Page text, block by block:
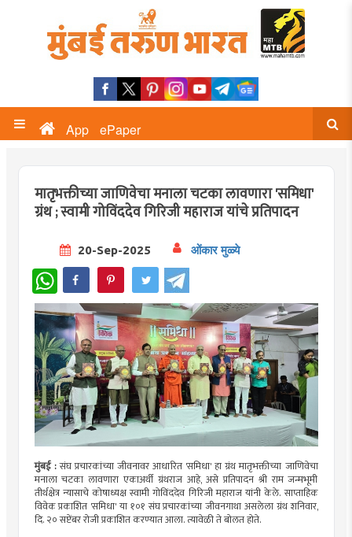
App ePaper
मातृभक्तीच्या जाणिवेचा मनाला चटका लावणारा 'समिधा'
ग्रंथ ; स्वामी गोविंददेव गिरिजी महाराज यांचे प्रतिपादन
20-Sep-2025 ओंकार मुळ्ये
WhatsApp
मुंबई :संघ प्रचारकांच्या जीवनावर आधारित 'समिधा' हा ग्रंथ मातृभक्तीच्या जाणिवेचा
मनाला चटका लावणारा एकाअर्थी ग्रंथराज आहे, असे प्रतिपादन श्री राम जन्मभूमी
तीर्थक्षेत्र न्यासाचे कोषाध्यक्ष स्वामी गोविंददेव गिरिजी महाराज यांनी केले. साप्ताहिक
विवेक प्रकाशित 'समिधा' या १०१ संघ प्रचारकांच्या जीवनगाथा असलेला ग्रंथ शनिवार,
दि. २० सप्टेंबर रोजी प्रकाशित करण्यात आला. त्यावेळी ते बोलत होते.